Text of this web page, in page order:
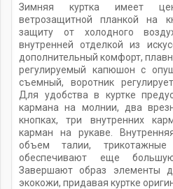
Зимняя куртка имеет
ветрозащитной планкой на
защиту от холодного
внутренней отделкой из
дополнительный комфорт,
регулируемый капюшон с
съемный, воротник
Для удобства в куртке
кармана на молнии, два
кнопках, три внутренних
карман на рукаве.
объем талии,
обеспечивают еще
Завершают образ элементы
экокожи, придавая куртке